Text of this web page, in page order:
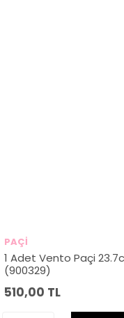
PAÇİ
1 Adet Vento Paçi
(900329)
510,00 TL